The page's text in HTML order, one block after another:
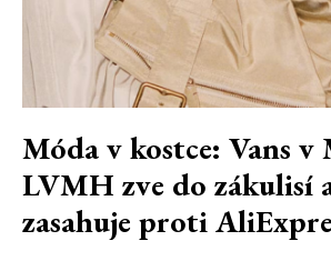
Móda v kostce: Vans v
LVMH zve do zákulisí
zasahuje proti